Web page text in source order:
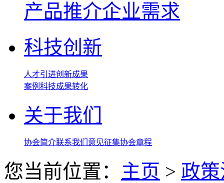
产品推介企业需求
科技创新
人才引进创新成果
案例 科技成果转化
关于我们
协会简介联系我们 意见征集协会章程
您当前位置： 主页 > 政